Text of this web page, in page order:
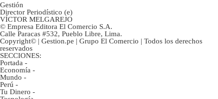
Gestión
Director Periodístico (e)
VÍCTOR MELGAREJO
© Empresa Editora El Comercio S.A.
Calle Paracas #532, Pueblo Libre, Lima.
Copyright© | Gestion.pe | Grupo El Comercio | Todos los derechos
reservados
SECCIONES:
Portada -
Economía -
Mundo -
Perú -
Tu Dinero -